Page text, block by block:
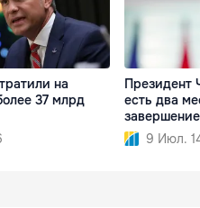
на
37 млрд
Президент
есть два
9 Июл.